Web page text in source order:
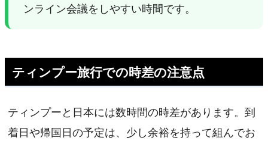
ンライン会議をしやすい時間です。
ティンプー旅行での時差の注意点
ティンプーと日本には数時間の時差があります。到
着日や帰国日の予定は、少し余裕を持って組んでお